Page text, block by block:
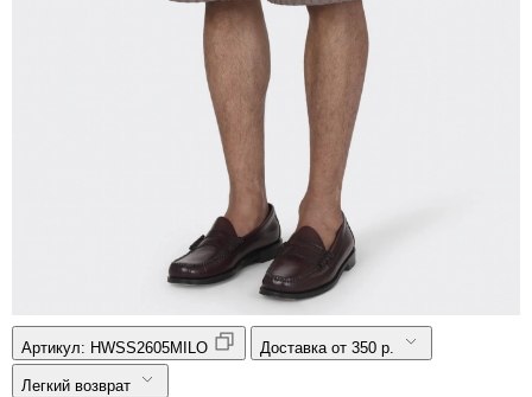
Артикул: HWSS2605MILO Доставка от 350 р.
Легкий возврат